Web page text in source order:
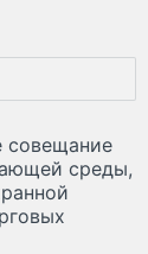
совещание
среды,